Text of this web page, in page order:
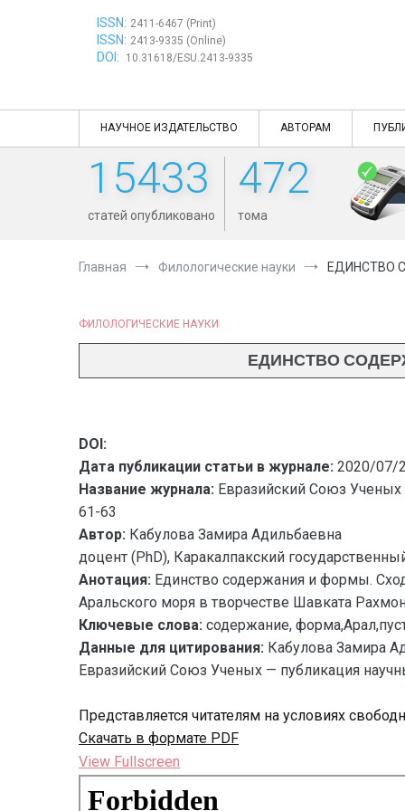
ISSN: 2411-6467 (Print)
ISSN: 2413-9335 (Online)
DOI: 10.31618/ESU.2413-9335
НАУЧНОЕ ИЗДАТЕЛЬСТВО АВТОРАМ
15433
статей опубликовано
472
тома
Главная Филологические науки ЕДИНСТВО
ФИЛОЛОГИЧЕСКИЕ НАУКИ
ЕДИНСТВО
DOI:
Дата публикации статьи в журнале: 2020/07/
Название журнала: Евразийский Союз
61-63
Автор: Кабулова Замира Адильбаевна
доцент (PhD), Каракалпакский
Анотация: Единство содержания и формы.
Аральского моря в творчестве Шавката
Ключевые слова: содержание,
Данные для цитирования: Кабулова
Евразийский Союз Ученых — публикация
Представляется читателям на условиях
Скачать в формате PDF
View Fullscreen
Перейти